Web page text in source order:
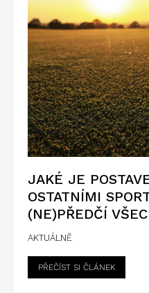
JAKÉ JE
OSTATNÍMI
(NE)PŘEDČÍ
AKTUÁLNĚ
PŘEČÍST SI ČLÁNEK